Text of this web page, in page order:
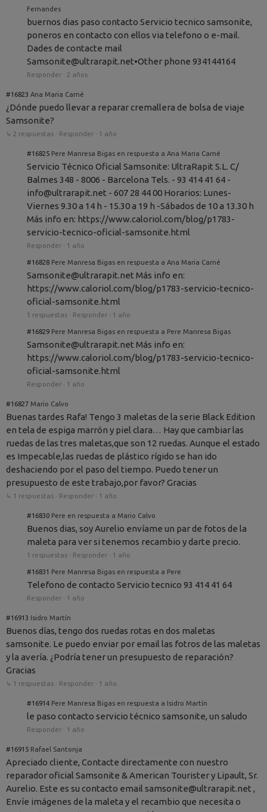
Fernandes
buernos dias paso contacto Servicio tecnico samsonite,
poneros en contacto con ellos via telefono o e-mail.
Dades de contacte mail
Samsonite@ultrarapit.net•Other phone 934144164
Responder · 2 años
#16823 Ana Maria Carné
¿Dónde puedo llevar a reparar cremallera de bolsa de viaje
Samsonite?
↳ 2 respuestas · Responder · 1 año
#16825 Pere Manresa Bigas en respuesta a Ana Maria Carné
Servicio Técnico Oficial Samsonite: UltraRapit S.L. C/
Balmes 348 - 8006 - Barcelona Tels. - 93 414 41 64 -
info@ultrarapit.net - 607 28 44 00 Horarios: Lunes-
Viernes 9.30 a 14 h - 15.30 a 19 h -Sábados de 10 a 13.30 h
Más info en: https://www.caloriol.com/blog/p1783-
servicio-tecnico-oficial-samsonite.html
Responder · 1 año
#16828 Pere Manresa Bigas en respuesta a Ana Maria Carné
Samsonite@ultrarapit.net Más info en:
https://www.caloriol.com/blog/p1783-servicio-tecnico-
oficial-samsonite.html
1 respuestas · Responder · 1 año
#16829 Pere Manresa Bigas en respuesta a Pere Manresa Bigas
Samsonite@ultrarapit.net Más info en:
https://www.caloriol.com/blog/p1783-servicio-tecnico-
oficial-samsonite.html
Responder · 1 año
#16827 Mario Calvo
Buenas tardes Rafa! Tengo 3 maletas de la serie Black Edition
en tela de espiga marrón y piel clara… Hay que cambiar las
ruedas de las tres maletas,que son 12 ruedas. Aunque el estado
es Impecable,las ruedas de plástico rígido se han ido
deshaciendo por el paso del tiempo. Puedo tener un
presupuesto de este trabajo,por favor? Gracias
↳ 1 respuestas · Responder · 1 año
#16830 Pere en respuesta a Mario Calvo
Buenos dias, soy Aurelio envíame un par de fotos de la
maleta para ver si tenemos recambio y darte precio.
1 respuestas · Responder · 1 año
#16831 Pere Manresa Bigas en respuesta a Pere
Telefono de contacto Servicio tecnico 93 414 41 64
Responder · 1 año
#16913 Isidro Martín
Buenos días, tengo dos ruedas rotas en dos maletas
samsonite. Le puedo enviar por email las fotros de las maletas
y la avería. ¿Podría tener un presupuesto de reparación?
Gracias
↳ 1 respuestas · Responder · 1 año
#16914 Pere Manresa Bigas en respuesta a Isidro Martín
le paso contacto servicio técnico samsonite, un saludo
Responder · 1 año
#16915 Rafael Santonja
Apreciado cliente, Contacte directamente con nuestro
reparador oficial Samsonite & American Tourister y Lipault, Sr.
Aurelio. Este es su contacto email samsonite@ultrarapit.net ,
Envíe imágenes de la maleta y el recambio que necesita o